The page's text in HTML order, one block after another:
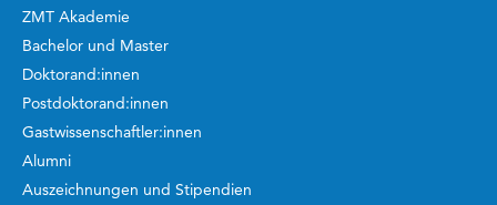
ZMT Akademie
Bachelor und Master
Doktorand:innen
Postdoktorand:innen
Gastwissenschaftler:innen
Alumni
Auszeichnungen und Stipendien